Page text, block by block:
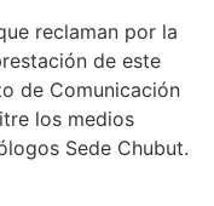
reclaman por la
de este
de Comunicación
los medios
Sede Chubut.